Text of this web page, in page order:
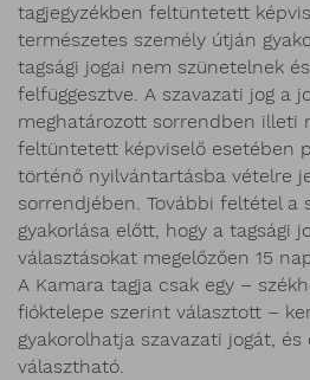
tagjegyzékben feltüntetett
természetes személy útján
tagsági jogai nem szünetelnek
felfüggesztve. A szavazati jog a
meghatározott sorrendben illeti
feltüntetett képviselő esetében
történő nyilvántartásba vételre
sorrendjében. További feltétel a
gyakorlása előtt, hogy a tagsági
választásokat megelőzően 15
A Kamara tagja csak egy –
fióktelepe szerint választott –
gyakorolhatja szavazati jogát,
választható.